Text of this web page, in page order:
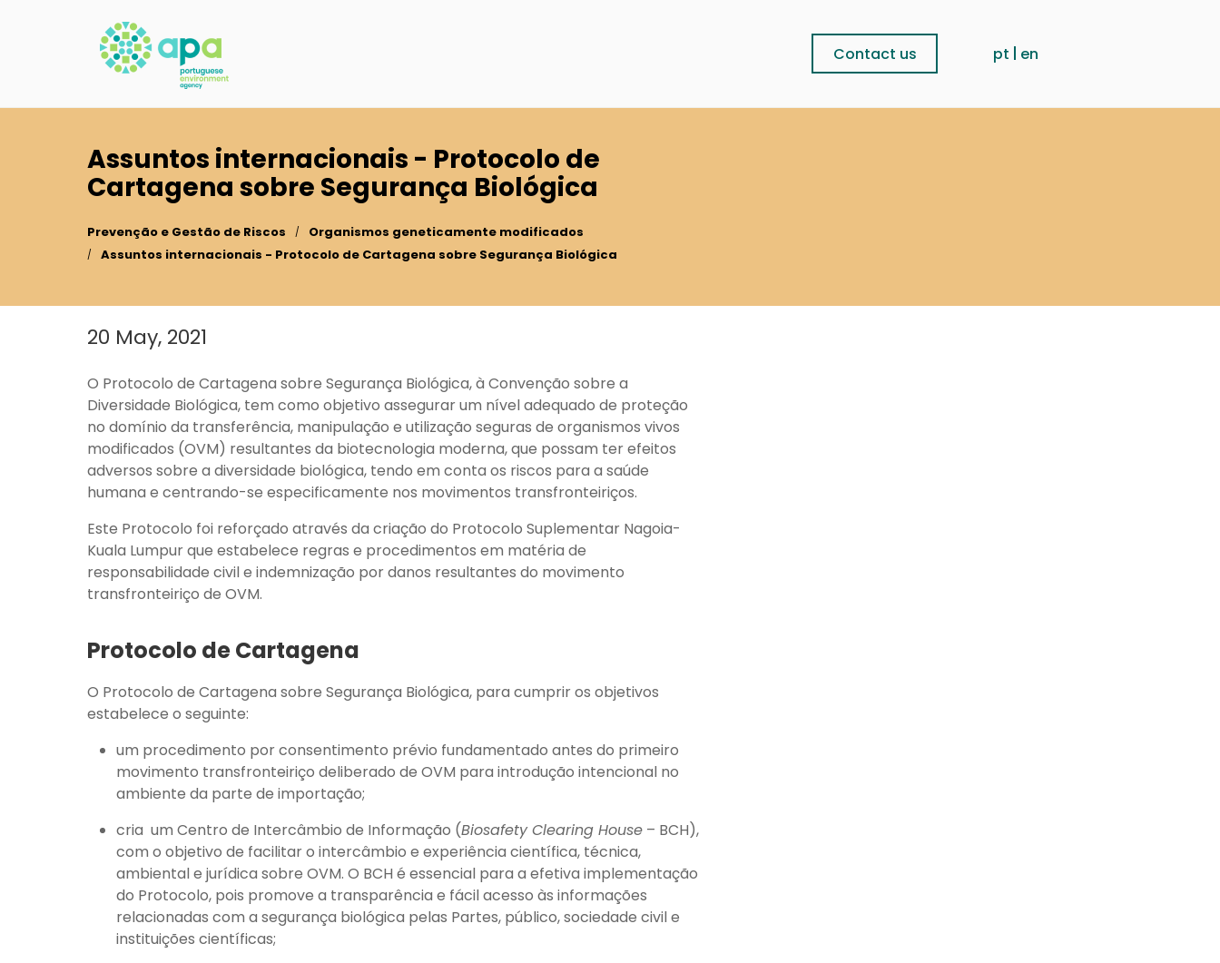
Contact us pt en
Assuntos internacionais - Protocolo de
Cartagena sobre Segurança Biológica
Prevenção e Gestão de Riscos
Organismos geneticamente modificados
Assuntos internacionais - Protocolo de Cartagena sobre Segurança Biológica
20 May, 2021
O Protocolo de Cartagena sobre Segurança Biológica, à Convenção sobre a
Diversidade Biológica, tem como objetivo assegurar um nível adequado de proteção
no domínio da transferência, manipulação e utilização seguras de organismos vivos
modificados (OVM) resultantes da biotecnologia moderna, que possam ter efeitos
adversos sobre a diversidade biológica, tendo em conta os riscos para a saúde
humana e centrando-se especificamente nos movimentos transfronteiriços.
Este Protocolo foi reforçado através da criação do Protocolo Suplementar Nagoia-
Kuala Lumpur que estabelece regras e procedimentos em matéria de
responsabilidade civil e indemnização por danos resultantes do movimento
transfronteiriço de OVM.
Protocolo de Cartagena
O Protocolo de Cartagena sobre Segurança Biológica, para cumprir os objetivos
estabelece o seguinte:
um procedimento por consentimento prévio fundamentado antes do primeiro
movimento transfronteiriço deliberado de OVM para introdução intencional no
ambiente da parte de importação;
cria um Centro de Intercâmbio de Informação (Biosafety Clearing House – BCH),
com o objetivo de facilitar o intercâmbio e experiência científica, técnica,
ambiental e jurídica sobre OVM. O BCH é essencial para a efetiva implementação
do Protocolo, pois promove a transparência e fácil acesso às informações
relacionadas com a segurança biológica pelas Partes, público, sociedade civil e
instituições científicas;